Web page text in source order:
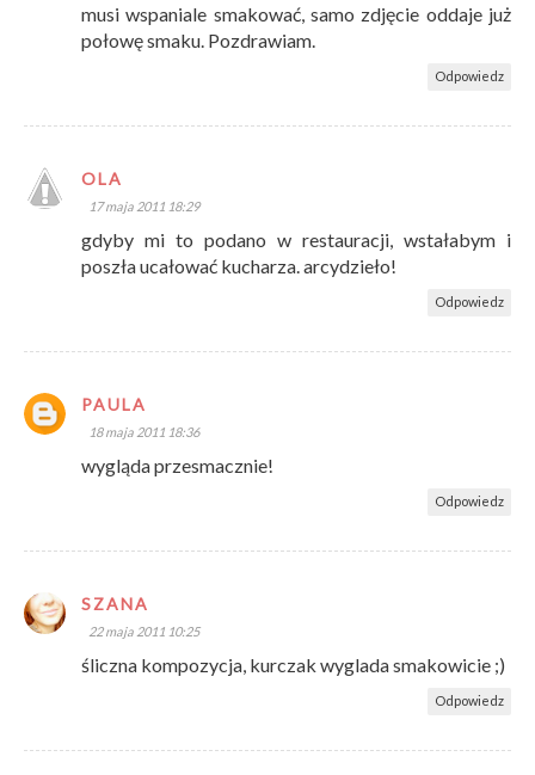
musi wspaniale smakować, samo zdjęcie oddaje już
połowę smaku. Pozdrawiam.
Odpowiedz
OLA
17 maja 2011 18:29
gdyby mi to podano w restauracji, wstałabym i
poszła ucałować kucharza. arcydzieło!
Odpowiedz
PAULA
18 maja 2011 18:36
wygląda przesmacznie!
Odpowiedz
SZANA
22 maja 2011 10:25
śliczna kompozycja, kurczak wyglada smakowicie ;)
Odpowiedz